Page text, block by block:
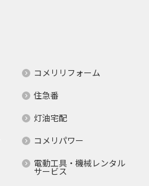
コメリリフォーム
住急番
灯油宅配
コメリパワー
電動工具・機械レンタル
サービス